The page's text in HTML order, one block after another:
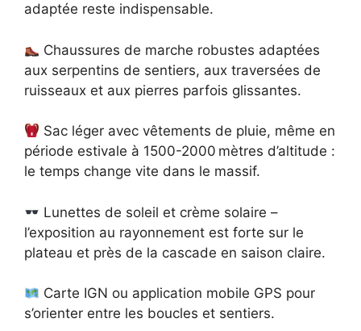
adaptée reste indispensable.
Chaussures de marche robustes adaptées
aux serpentins de sentiers, aux traversées de
ruisseaux et aux pierres parfois glissantes.
Sac léger avec vêtements de pluie, même en
période estivale à 1500-2000 mètres d’altitude :
le temps change vite dans le massif.
Lunettes de soleil et crème solaire –
l’exposition au rayonnement est forte sur le
plateau et près de la cascade en saison claire.
Carte IGN ou application mobile GPS pour
s’orienter entre les boucles et sentiers.